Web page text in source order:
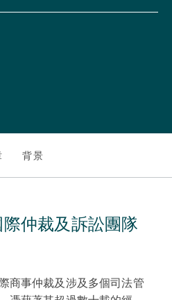
背景
仲裁及訴訟團隊
商事仲裁及涉及多個司法管